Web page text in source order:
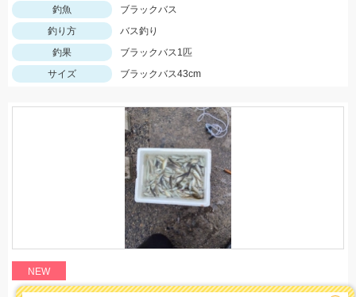
釣魚
ブラックバス
釣り方
バス釣り
釣果
ブラックバス1匹
サイズ
ブラックバス43cm
NEW